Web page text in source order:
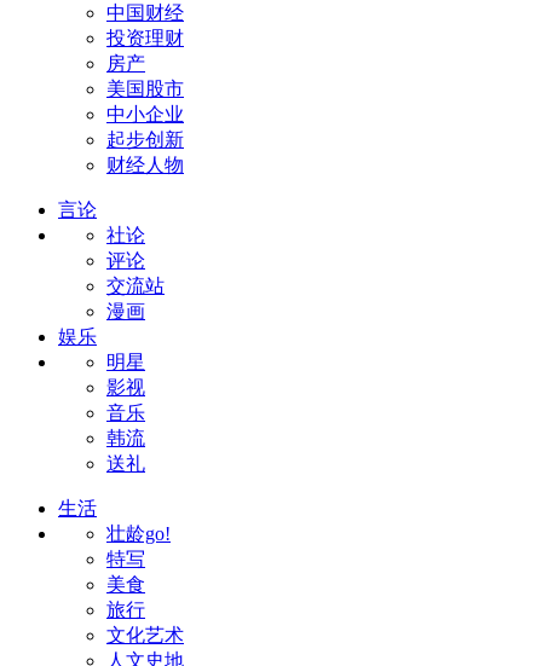
中国财经
投资理财
房产
美国股市
中小企业
起步创新
财经人物
言论
社论
评论
交流站
漫画
娱乐
明星
影视
音乐
韩流
送礼
生活
壮龄go!
特写
美食
旅行
文化艺术
人文史地